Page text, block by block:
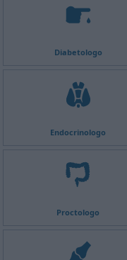
Diabetologo
Endocrinologo
Proctologo